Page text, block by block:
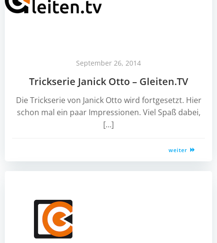
September 26, 2014
Trickserie Janick Otto – Gleiten.TV
Die Trickserie von Janick Otto wird fortgesetzt. Hier
schon mal ein paar Impressionen. Viel Spaß dabei,
[…]
weiter